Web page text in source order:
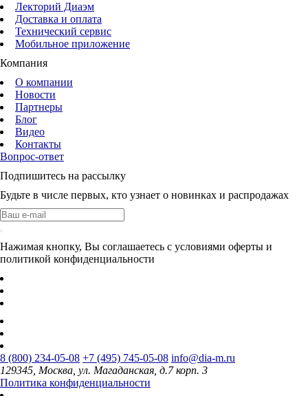
Лекторий Диаэм
Доставка и оплата
Технический сервис
Мобильное приложение
Компания
О компании
Новости
Партнеры
Блог
Видео
Контакты
Вопрос-ответ
Подпишитесь на рассылку
Будьте в числе первых, кто узнает о новинках и распродажах
Нажимая кнопку, Вы соглашаетесь с условиями оферты и
политикой конфиденциальности
8 (800) 234-05-08 +7 (495) 745-05-08 info@dia-m.ru
129345, Москва, ул. Магаданская, д.7 корп. 3
Политика конфиденциальности